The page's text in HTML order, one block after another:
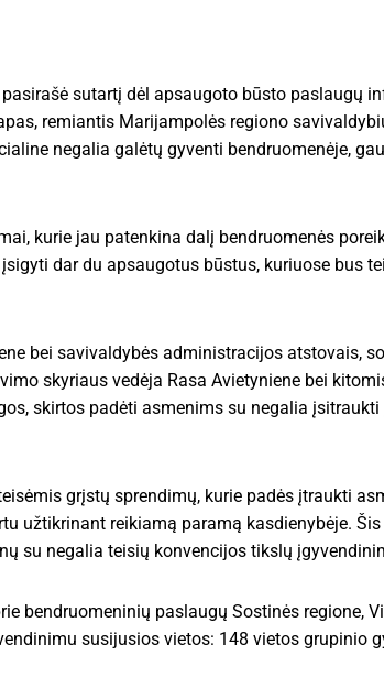
sutartį dėl apsaugoto būsto paslaugų
remiantis Marijampolės regiono
negalia galėtų gyventi bendruomenėje,
kurie jau patenkina dalį bendruomenės
dar du apsaugotus būstus, kuriuose bus
bei savivaldybės administracijos atstovais,
skyriaus vedėja Rasa Avietyniene bei
skirtos padėti asmenims su negalia
grįstų sprendimų, kurie padės įtraukti
užtikrinant reikiamą paramą kasdienybėje.
su negalia teisių konvencijos tikslų
bendruomeninių paslaugų Sostinės regione,
susijusios vietos: 148 vietos grupinio